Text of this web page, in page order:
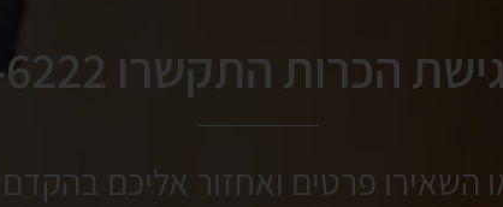
הכרות התקשרו
השאירו פרטים ואחזור אליכם בהקדם